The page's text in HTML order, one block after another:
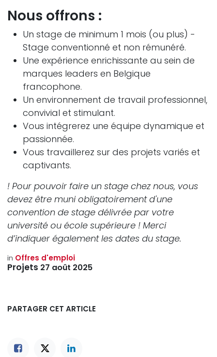
Nous offrons :
Un stage de minimum 1 mois (ou plus) -
Stage conventionné et non rémunéré.
Une expérience enrichissante au sein de
marques leaders en Belgique
francophone.
Un environnement de travail professionnel,
convivial et stimulant.
Vous intégrerez une équipe dynamique et
passionnée.
Vous travaillerez sur des projets variés et
captivants.
! Pour pouvoir faire un stage chez nous, vous
devez être muni obligatoirement d'une
convention de stage délivrée par votre
université ou école supérieure ! Merci
d’indiquer également les dates du stage.
in Offres d'emploi
Projets 27 août 2025
PARTAGER CET ARTICLE